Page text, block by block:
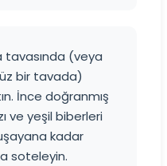
tavasında (veya
bir tavada)
İnce doğranmış
ve yeşil biberleri
kadar
soteleyin.